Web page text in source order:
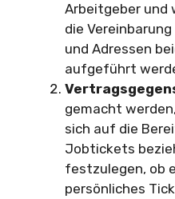
Arbeitgeber und
die
und Adressen
aufgeführt
gemacht
sich auf die
Jobtickets
festzulegen, ob
persönliches